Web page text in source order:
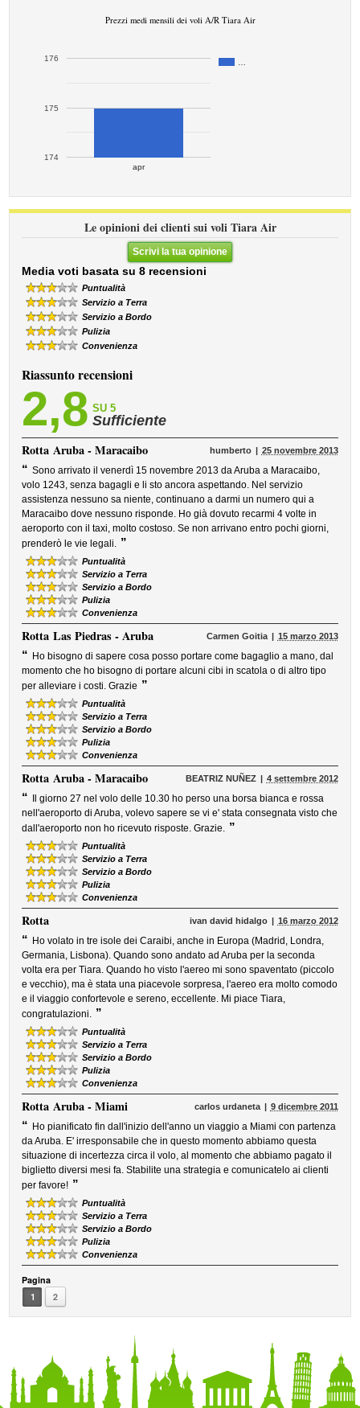
Prezzi medi mensili dei voli A/R Tiara Air
apr
174
175
176
Le opinioni dei clienti sui voli Tiara Air
Scrivi la tua opinione
Media voti basata su 8 recensioni
Puntualità
Servizio a Terra
Servizio a Bordo
Pulizia
Convenienza
Riassunto recensioni
2,8 SU 5
Sufficiente
RottaAruba - Maracaibo humberto 25 novembre 2013
“ Sono arrivato il venerdì 15 novembre 2013 da Aruba a Maracaibo,
volo 1243, senza bagagli e li sto ancora aspettando. Nel servizio
assistenza nessuno sa niente, continuano a darmi un numero qui a
Maracaibo dove nessuno risponde. Ho già dovuto recarmi 4 volte in
aeroporto con il taxi, molto costoso. Se non arrivano entro pochi giorni,
prenderò le vie legali. ”
Puntualità
Servizio a Terra
Servizio a Bordo
Pulizia
Convenienza
RottaLas Piedras - Aruba Carmen Goitia 15 marzo 2013
“ Ho bisogno di sapere cosa posso portare come bagaglio a mano, dal
momento che ho bisogno di portare alcuni cibi in scatola o di altro tipo
per alleviare i costi. Grazie ”
Puntualità
Servizio a Terra
Servizio a Bordo
Pulizia
Convenienza
RottaAruba - Maracaibo BEATRIZ NUÑEZ 4 settembre 2012
“
Il giorno 27 nel volo delle 10.30 ho perso una borsa bianca e rossa
nell'aeroporto di Aruba, volevo sapere se vi e' stata consegnata visto che
dall'aeroporto non ho ricevuto risposte. Grazie. ”
Puntualità
Servizio a Terra
Servizio a Bordo
Pulizia
Convenienza
Rotta ivan david hidalgo 16 marzo 2012
“ Ho volato in tre isole dei Caraibi, anche in Europa (Madrid, Londra,
Germania, Lisbona). Quando sono andato ad Aruba per la seconda
volta era per Tiara. Quando ho visto l'aereo mi sono spaventato (piccolo
e vecchio), ma è stata una piacevole sorpresa, l'aereo era molto comodo
e il viaggio confortevole e sereno, eccellente. Mi piace Tiara,
congratulazioni. ”
Puntualità
Servizio a Terra
Servizio a Bordo
Pulizia
Convenienza
RottaAruba - Miami carlos urdaneta 9 dicembre 2011
“ Ho pianificato fin dall'inizio dell'anno un viaggio a Miami con partenza
da Aruba. E' irresponsabile che in questo momento abbiamo questa
situazione di incertezza circa il volo, al momento che abbiamo pagato il
biglietto diversi mesi fa. Stabilite una strategia e comunicatelo ai clienti
per favore! ”
Puntualità
Servizio a Terra
Servizio a Bordo
Pulizia
Convenienza
Pagina
1
2